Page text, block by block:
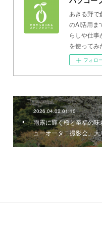
あきる野で
のAI活用ま
らしや仕
を使ってみ
フォロ
2026.04.02 01:10
雨露に輝く桜と至福の
ューオータニ撮影会」